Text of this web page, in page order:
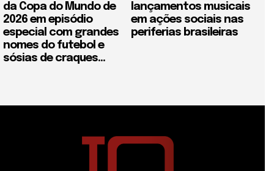
da Copa do Mundo de
2026 em episódio
especial com grandes
nomes do futebol e
sósias de craques...
lançamentos musicais
em ações sociais nas
periferias brasileiras